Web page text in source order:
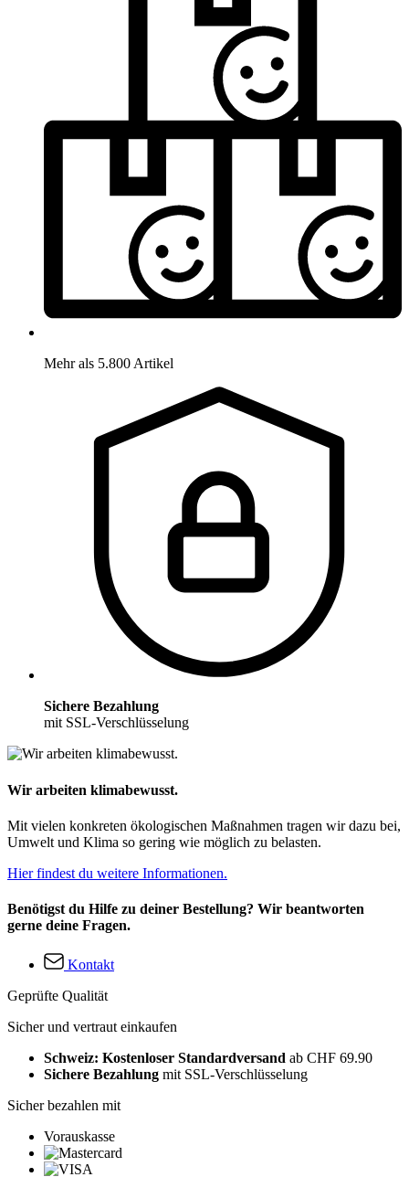
Mehr als 5.800 Artikel
Sichere Bezahlung
mit SSL-Verschlüsselung
Wir arbeiten klimabewusst.
Mit vielen konkreten ökologischen Maßnahmen tragen wir dazu bei,
Umwelt und Klima so gering wie möglich zu belasten.
Hier findest du weitere Informationen.
Benötigst du Hilfe zu deiner Bestellung? Wir beantworten
gerne deine Fragen.
Kontakt
Geprüfte Qualität
Sicher und vertraut einkaufen
Schweiz: Kostenloser Standardversand ab CHF 69.90
Sichere Bezahlung mit SSL-Verschlüsselung
Sicher bezahlen mit
Vorauskasse